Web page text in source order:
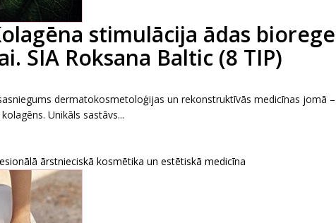
stimulācija ādas
SIA Roksana Baltic (8 TIP)
dermatokosmetoloģijas un rekonstruktīvās medicīnas jomā
Unikāls sastāvs...
ārstnieciskā kosmētika un estētiskā medicīna